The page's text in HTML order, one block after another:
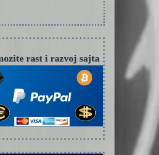
rast i razvoj sajta